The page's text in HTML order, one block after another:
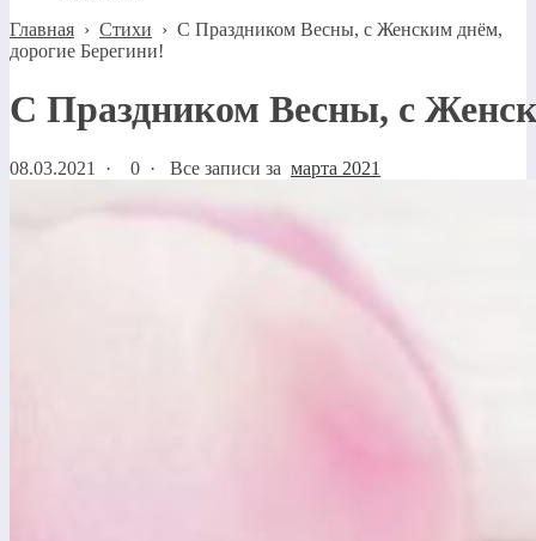
Главная › Стихи › С Праздником Весны, с Женским днём,
дорогие Берегини!
С Праздником Весны, с
08.03.2021 · 0 · Все записи за марта 2021